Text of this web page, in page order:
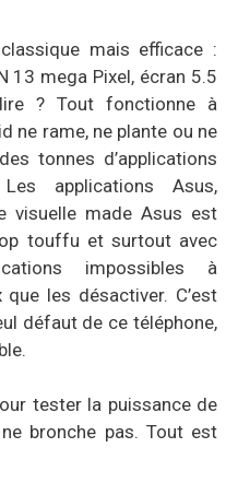
mais efficace :
13 mega Pixel, écran 5.5
? Tout fonctionne à
ne rame, ne plante ou ne
tonnes d’applications
applications Asus,
visuelle made Asus est
touffu et surtout avec
impossibles à
les désactiver. C’est
défaut de ce téléphone,
tester la puissance de
bronche pas. Tout est